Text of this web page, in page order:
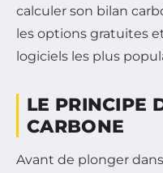
calculer son bilan
les options gratuites
logiciels les plus
LE PRINCIPE
CARBONE
Avant de plonger